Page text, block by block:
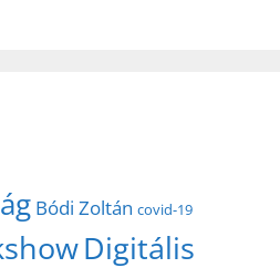
Bódi Zoltán covid-19
Digitális